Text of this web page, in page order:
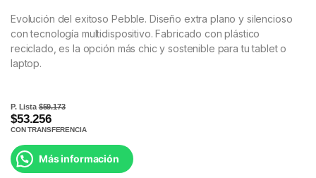
Evolución del exitoso Pebble. Diseño extra plano y silencioso
con tecnología multidispositivo. Fabricado con plástico
reciclado, es la opción más chic y sostenible para tu tablet o
laptop.
P. Lista$59.173
$53.256
CON TRANSFERENCIA
Más información